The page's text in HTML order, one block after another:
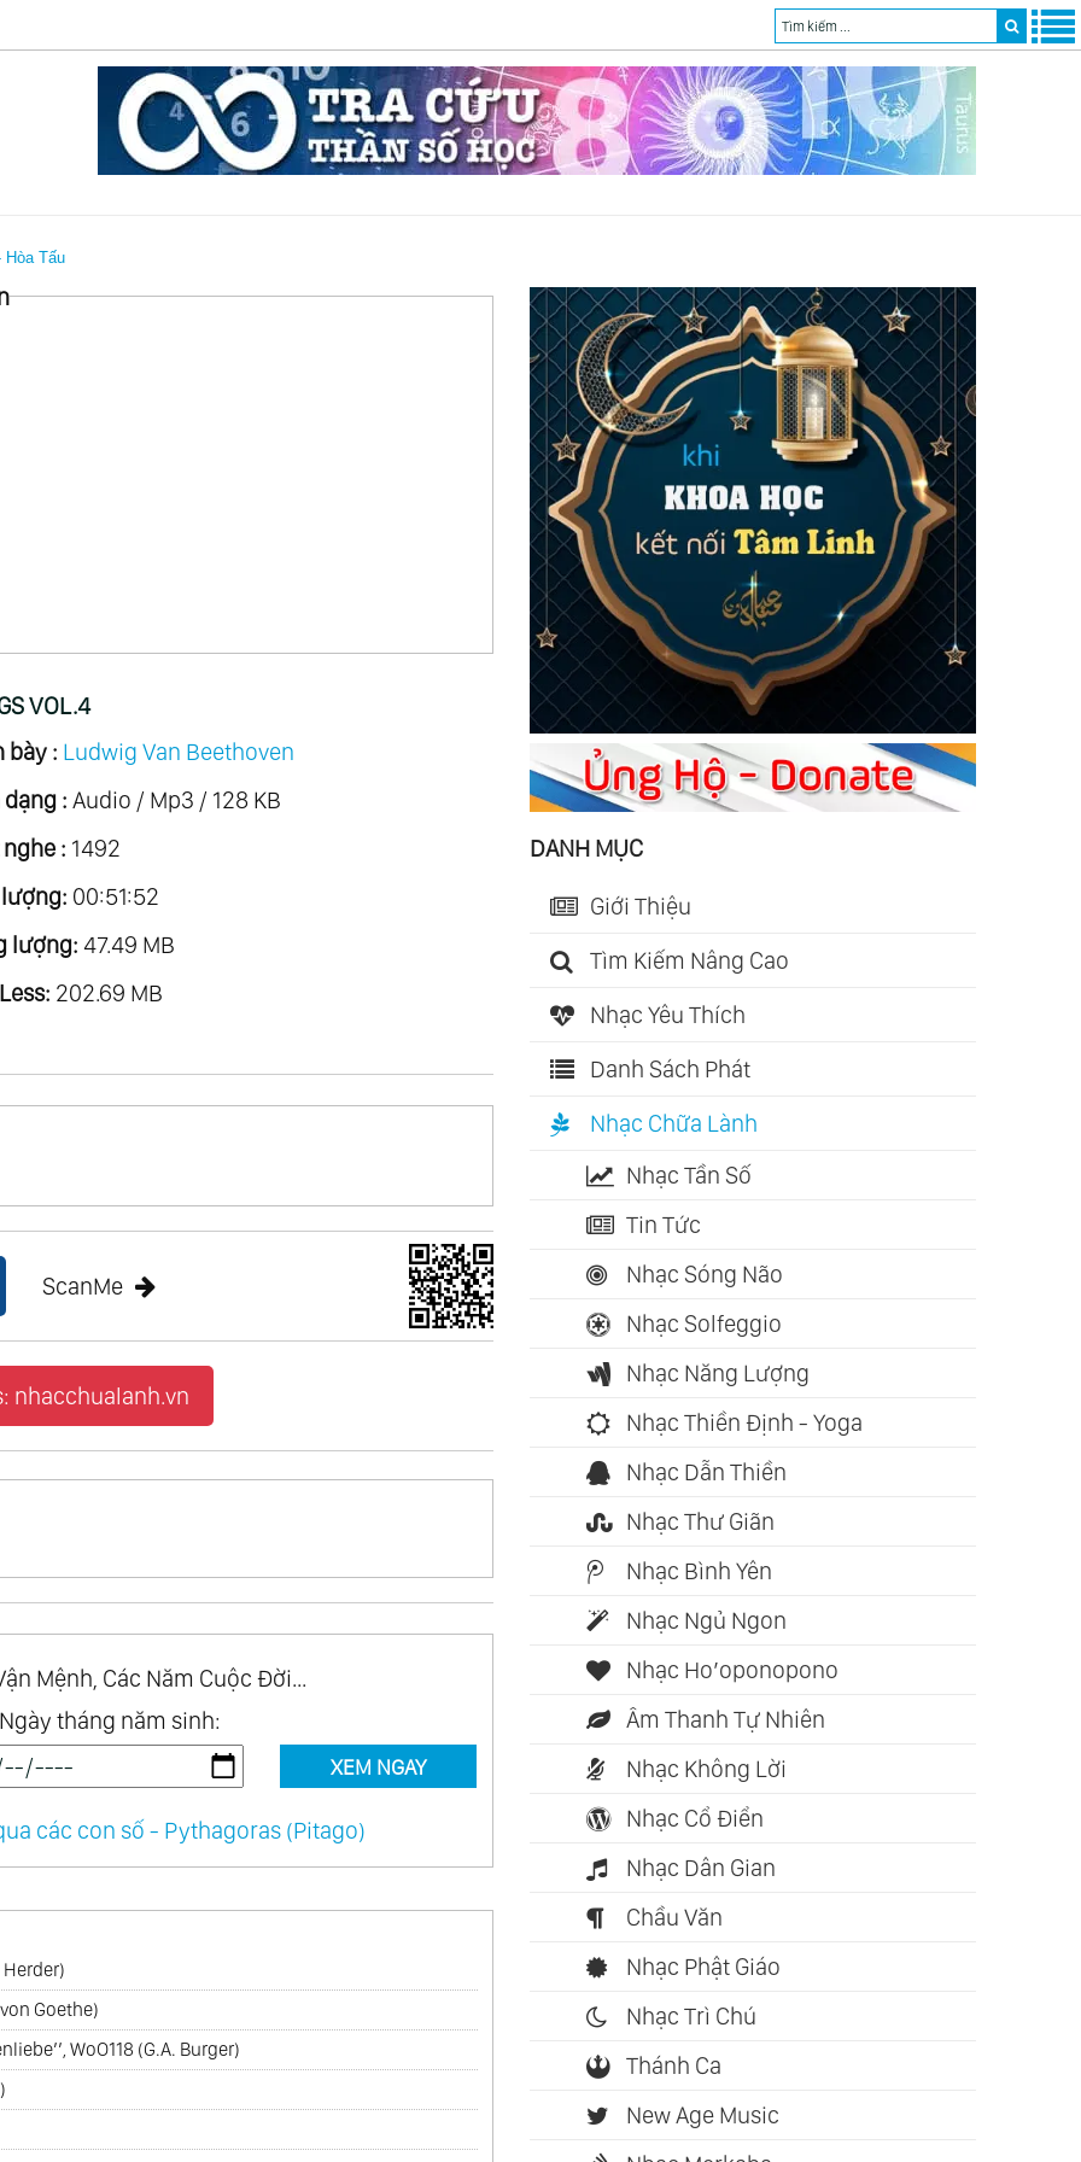
Hòa Tấu
Op.17
Piano
Op.14 No.1, Op.14 No.2
VOL.4
bày : Ludwig Van Beethoven
: Audio / Mp3 / 128 KB
: 1492
00:51:52
lượng: 47.49 MB
202.69 MB
ScanMe
nhacchualanh.vn
Mệnh, Các Năm Cuộc Đời...
Ngày tháng năm sinh:
XEM NGAY
các con số - Pythagoras (Pitago)
Herder)
Goethe)
WoO118 (G.A. Burger)
DANH MỤC
Giới Thiệu
Tìm Kiếm Nâng Cao
Nhạc Yêu Thích
Danh Sách Phát
Nhạc Chữa Lành
Nhạc Tần Số
Tin Tức
Nhạc Sóng Não
Nhạc Solfeggio
Nhạc Năng Lượng
Nhạc Thiền Định - Yoga
Nhạc Dẫn Thiền
Nhạc Thư Giãn
Nhạc Bình Yên
Nhạc Ngủ Ngon
Nhạc Ho’oponopono
Âm Thanh Tự Nhiên
Nhạc Không Lời
Nhạc Cổ Điển
Nhạc Dân Gian
Chầu Văn
Nhạc Phật Giáo
Nhạc Trì Chú
Thánh Ca
New Age Music